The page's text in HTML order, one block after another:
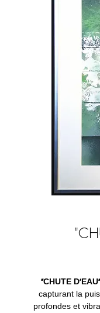
"CHUTE
capturant la
profondes et